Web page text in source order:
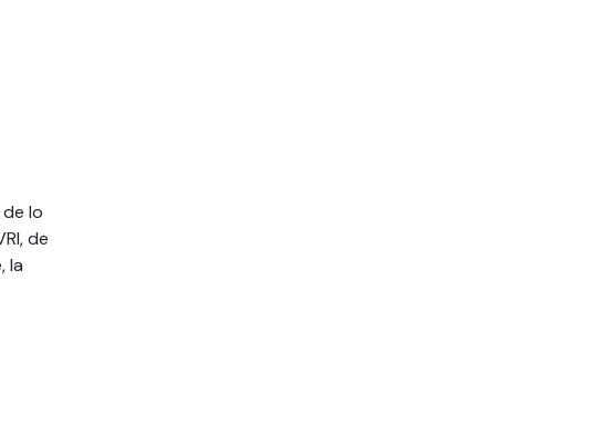
lo
de
la